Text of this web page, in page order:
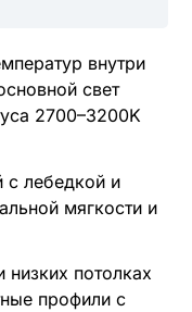
внутри
свет
2700–3200K
с лебедкой и
мягкости и
низких потолках
профили с